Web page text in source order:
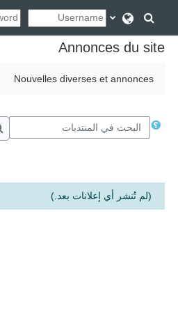
تبديل إدخال البحث
Annonces du site
Nouvelles diverses et annonces
البحث في المنتديات
(لم تُنشر أي إعلانات بعد.)